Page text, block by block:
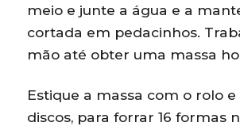
meio e junte a água e a
cortada em pedacinhos.
mão até obter uma massa
Estique a massa com o rolo e
discos, para forrar 16 formas